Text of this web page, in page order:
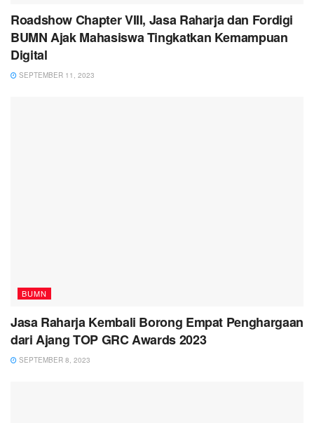
Roadshow Chapter VIII, Jasa Raharja dan Fordigi
BUMN Ajak Mahasiswa Tingkatkan Kemampuan
Digital
SEPTEMBER 11, 2023
BUMN
Jasa Raharja Kembali Borong Empat Penghargaan
dari Ajang TOP GRC Awards 2023
SEPTEMBER 8, 2023